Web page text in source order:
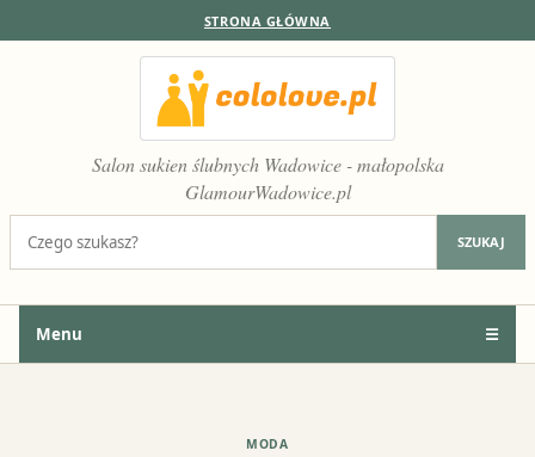
STRONA GŁÓWNA
Salon sukien ślubnych Wadowice - małopolska
GlamourWadowice.pl
SZUKAJ
Menu ☰
MODA